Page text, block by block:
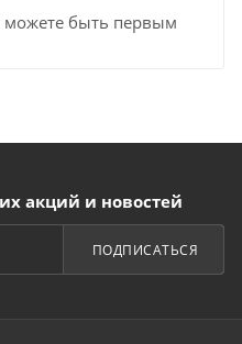
быть первым
акций и новостей
ПОДПИСАТЬСЯ